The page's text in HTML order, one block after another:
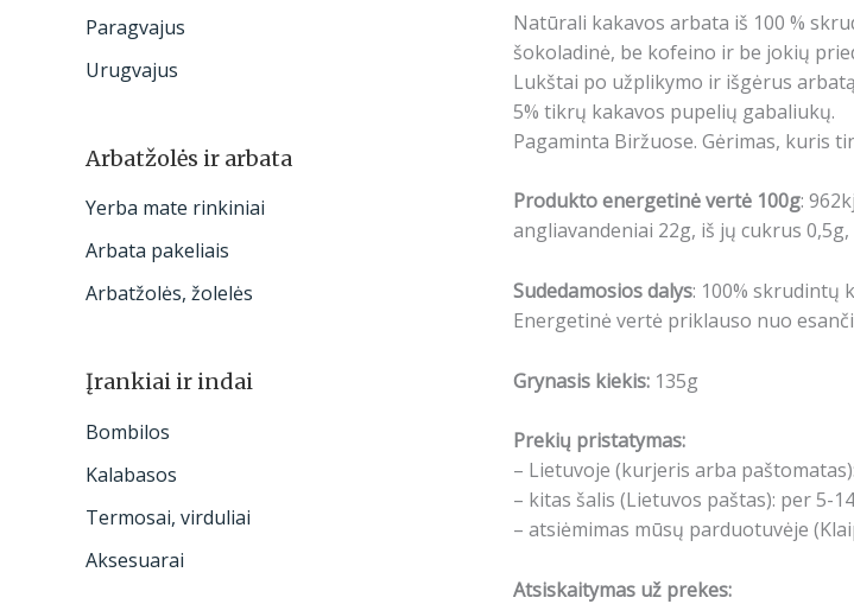
Paragvajus
Urugvajus
Arbatžolės ir arbata
Yerba mate rinkiniai
Arbata pakeliais
Arbatžolės, žolelės
Įrankiai ir indai
Bombilos
Kalabasos
Termosai, virduliai
Aksesuarai
Natūrali kakavos arbata iš 100 %
šokoladinė, be kofeino ir be jokių
Lukštai po užplikymo ir išgėrus
5% tikrų kakavos pupelių gabaliukų.
Pagaminta Biržuose. Gėrimas, kuris
Produkto energetinė vertė 100g:
angliavandeniai 22g, iš jų cukrus
Sudedamosios dalys: 100% skrudintų
Energetinė vertė priklauso nuo
Grynasis kiekis: 135g
Prekių pristatymas:
– Lietuvoje (kurjeris arba
– kitas šalis (Lietuvos paštas): per 5-14
– atsiėmimas mūsų parduotuvėje
Atsiskaitymas už prekes: